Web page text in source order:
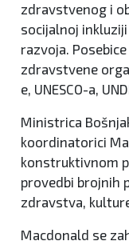
zdravstvenog i
socijalnoj
razvoja.
zdravstvene
e, UNESCO-a,
Ministrica
koordinatorici
konstruktivnom
provedbi brojnih
zdravstva,
Macdonald se